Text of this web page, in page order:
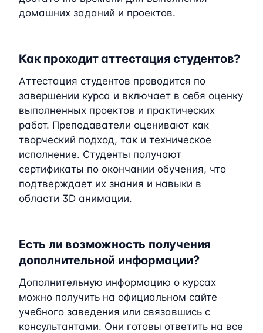
домашних заданий и проектов.
Как проходит аттестация студентов?
Аттестация студентов проводится по
завершении курса и включает в себя оценку
выполненных проектов и практических
работ. Преподаватели оценивают как
творческий подход, так и техническое
исполнение. Студенты получают
сертификаты по окончании обучения, что
подтверждает их знания и навыки в
области 3D анимации.
Есть ли возможность получения
дополнительной информации?
Дополнительную информацию о курсах
можно получить на официальном сайте
учебного заведения или связавшись с
консультантами. Они готовы ответить на все